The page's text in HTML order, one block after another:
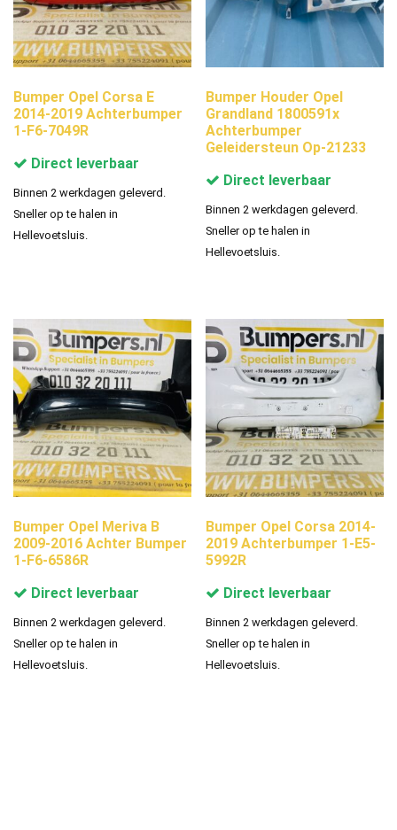
Bumper Opel Corsa E
2014-2019 Achterbumper
1-F6-7049R
Direct leverbaar
Binnen 2 werkdagen geleverd.
Sneller op te halen in
Hellevoetsluis.
Bumper Houder Opel
Grandland 1800591x
Achterbumper
Geleidersteun Op-21233
Direct leverbaar
Binnen 2 werkdagen geleverd.
Sneller op te halen in
Hellevoetsluis.
Bumper Opel Meriva B
2009-2016 Achter Bumper
1-F6-6586R
Direct leverbaar
Binnen 2 werkdagen geleverd.
Sneller op te halen in
Hellevoetsluis.
Bumper Opel Corsa 2014-
2019 Achterbumper 1-E5-
5992R
Direct leverbaar
Binnen 2 werkdagen geleverd.
Sneller op te halen in
Hellevoetsluis.